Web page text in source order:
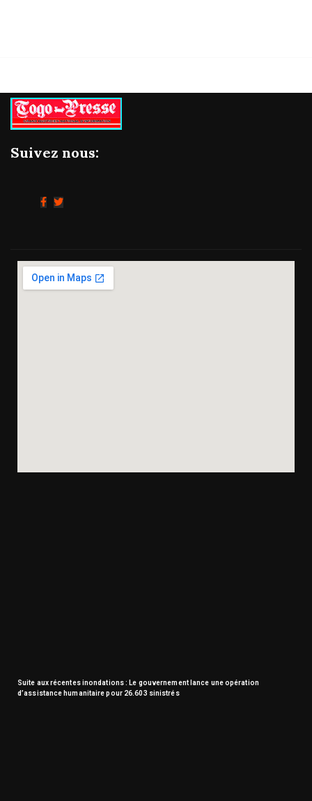
Suivez nous:
Suite aux récentes inondations : Le gouvernement lance une opération
d’assistance humanitaire pour 26.603 sinistrés